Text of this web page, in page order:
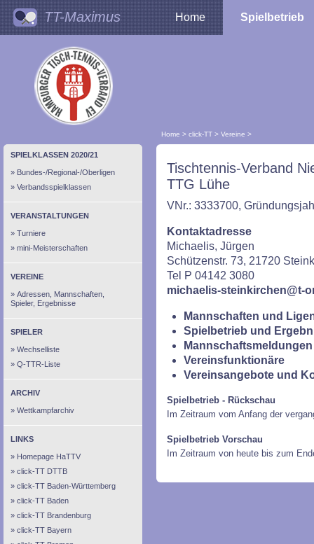
TT-Maximus Home Spielbetrieb
Home > click-TT > Vereine >
SPIELKLASSEN 2020/21
Bundes-/Regional-/Oberligen
Verbandsspielklassen
VERANSTALTUNGEN
Turniere
mini-Meisterschaften
VEREINE
Adressen, Mannschaften,
Spieler, Ergebnisse
SPIELER
Wechselliste
Q-TTR-Liste
ARCHIV
Wettkampfarchiv
LINKS
Homepage HaTTV
click-TT DTTB
click-TT Baden-Württemberg
click-TT Baden
click-TT Brandenburg
click-TT Bayern
Tischtennis-Verband
TTG Lühe
VNr.: 3333700,
Kontaktadresse
Michaelis, Jürgen
Schützenstr. 73, 21720
Tel P 04142 3080
michaelis-steinkirchen@t-
Mannschaften und
Spielbetrieb und
Vereinsfunktionäre
Vereinsangebote und
Spielbetrieb - Rückschau
Im Zeitraum vom Anfang der
Spielbetrieb Vorschau
Im Zeitraum von heute bis zum